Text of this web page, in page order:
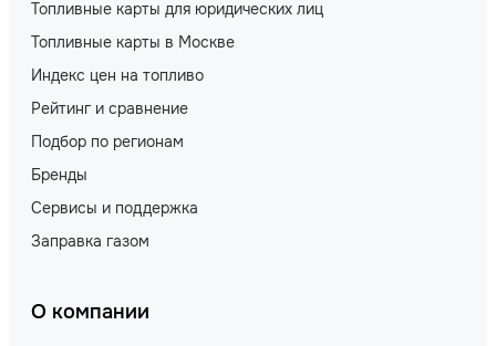
Топливные карты для юридических лиц
Топливные карты в Москве
Индекс цен на топливо
Рейтинг и сравнение
Подбор по регионам
Бренды
Сервисы и поддержка
Заправка газом
О компании